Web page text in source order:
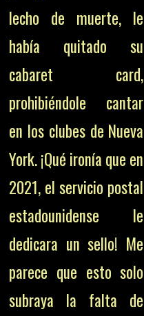
lecho de muerte, le
había quitado su
cabaret card,
prohibiéndole cantar
en los clubes de Nueva
York. ¡Qué ironía que en
2021, el servicio postal
estadounidense le
dedicara un sello! Me
parece que esto solo
subraya la falta de